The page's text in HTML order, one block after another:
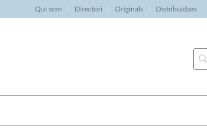
Qui som Directori Originals Distribuïdors